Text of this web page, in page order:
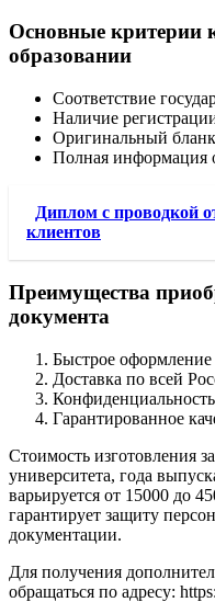
Основные критерии
образовании
Соответствие
Наличие
Оригинальный бланк
Полная информация
Диплом с проводкой
клиентов
Преимущества
документа
Быстрое оформление
Доставка по всей
Конфиденциальность
Гарантированное
Стоимость изготовления
университета, года
варьируется от 15000 до
гарантирует защиту
документации.
Для получения
обращаться по адресу: